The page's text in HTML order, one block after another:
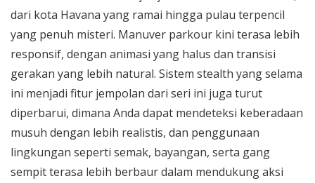
dari kota Havana yang ramai hingga pulau terpencil
yang penuh misteri. Manuver parkour kini terasa lebih
responsif, dengan animasi yang halus dan transisi
gerakan yang lebih natural. Sistem stealth yang selama
ini menjadi fitur jempolan dari seri ini juga turut
diperbarui, dimana Anda dapat mendeteksi keberadaan
musuh dengan lebih realistis, dan penggunaan
lingkungan seperti semak, bayangan, serta gang
sempit terasa lebih berbaur dalam mendukung aksi